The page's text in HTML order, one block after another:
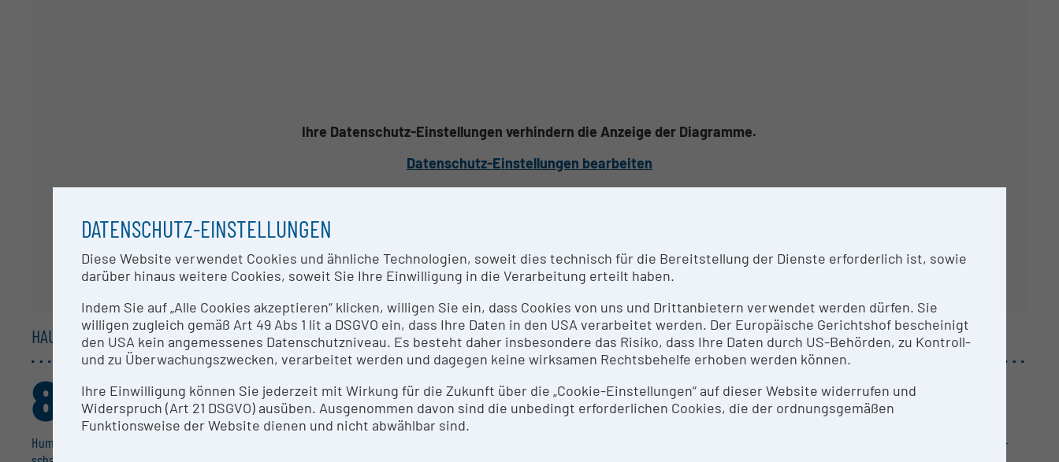
Ihre Datenschutz-Einstellungen verhindern die Anzeige der Diagramme.
Datenschutz-Einstellungen bearbeiten
HAUPTGRUPPEN /1-STELLER
Human­me­dizin, Gesund­heits­wis­sen­
82,038% 9,415% 7,226% 0,943%
Agrar­wis­sen­schaften, Veteri­när­m­e­
0,377%
DATENSCHUTZ-EINSTELLUNGEN
Diese Website verwendet Cookies und ähnliche Technologien, soweit dies technisch für die Bereitstellung der Dienste erforderlich ist, sowie
darüber hinaus weitere Cookies, soweit Sie Ihre Einwilligung in die Verarbeitung erteilt haben.
Indem Sie auf „Alle Cookies akzeptieren“ klicken, willigen Sie ein, dass Cookies von uns und Drittanbietern verwendet werden dürfen. Sie
willigen zugleich gemäß Art 49 Abs 1 lit a DSGVO ein, dass Ihre Daten in den USA verarbeitet werden. Der Europäische Gerichtshof bescheinigt
den USA kein angemessenes Datenschutzniveau. Es besteht daher insbesondere das Risiko, dass Ihre Daten durch US-Behörden, zu Kontroll-
und zu Überwachungszwecken, verarbeitet werden und dagegen keine wirksamen Rechtsbehelfe erhoben werden können.
Ihre Einwilligung können Sie jederzeit mit Wirkung für die Zukunft über die „Cookie-Einstellungen“ auf dieser Website widerrufen und
Widerspruch (Art 21 DSGVO) ausüben. Ausgenommen davon sind die unbedingt erforderlichen Cookies, die der ordnungsgemäßen
Funktionsweise der Website dienen und nicht abwählbar sind.